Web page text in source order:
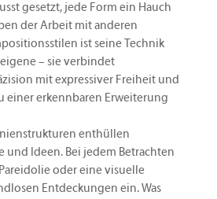
gesetzt, jede Form ein Hauch
der Arbeit mit anderen
ist seine Technik
– sie verbindet
mit expressiver Freiheit und
einer erkennbaren Erweiterung
enthüllen
und Ideen. Bei jedem Betrachten
oder eine visuelle
Entdeckungen ein. Was